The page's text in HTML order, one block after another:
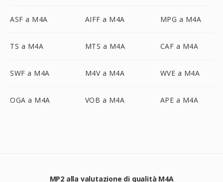
ASF a M4A AIFF a M4A MPG a M4A
TS a M4A MTS a M4A CAF a M4A
SWF a M4A M4V a M4A WVE a M4A
OGA a M4A VOB a M4A APE a M4A
MP2 alla valutazione di qualità M4A